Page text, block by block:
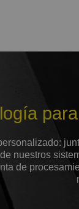
nuestros
de